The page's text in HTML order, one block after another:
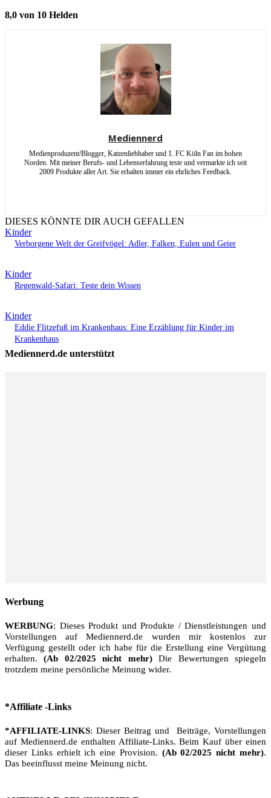
8,0 von 10 Helden
Mediennerd
Medienproduzent/Blogger, Katzenliebhaber und 1. FC Köln Fan im hohen
Norden. Mit meiner Berufs- und Lebenserfahrung teste und vermarkte ich seit
2009 Produkte aller Art. Sie erhalten immer ein ehrliches Feedback.
DIESES KÖNNTE DIR AUCH GEFALLEN
Kinder
Verborgene Welt der Greifvögel: Adler, Falken, Eulen und Geier
Kinder
Regenwald-Safari: Teste dein Wissen
Kinder
Eddie Flitzefuß im Krankenhaus: Eine Erzählung für Kinder im
Krankenhaus
Mediennerd.de unterstützt
Werbung
WERBUNG: Dieses Produkt und Produkte / Dienstleistungen und
Vorstellungen auf Mediennerd.de wurden mir kostenlos zur
Verfügung gestellt oder ich habe für die Erstellung eine Vergütung
erhalten.(Ab 02/2025 nicht mehr)Die Bewertungen spiegeln
trotzdem meine persönliche Meinung wider.
*Affiliate -Links
*AFFILIATE-LINKS: Dieser Beitrag und Beiträge, Vorstellungen
auf Mediennerd.de enthalten Affiliate-Links. Beim Kauf über einen
dieser Links erhielt ich eine Provision. (Ab 02/2025 nicht mehr).
Das beeinflusst meine Meinung nicht.